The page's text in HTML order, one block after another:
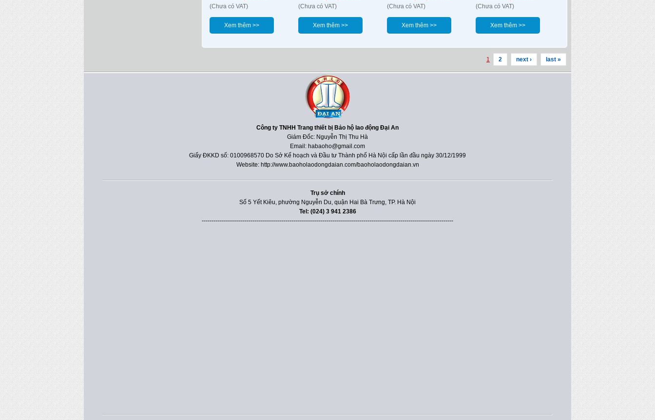
(Chưa có VAT)
Xem thêm >>
(Chưa có VAT)
Xem thêm >>
(Chưa có VAT)
Xem thêm >>
(Chưa có VAT)
Xem thêm >>
1 2 next › last »
Công ty TNHH Trang thiết bị Bảo hộ lao động Đại An
Giám Đốc: Nguyễn Thị Thu Hà
Email: habaoho@gmail.com
Giấy ĐKKD số: 0100968570 Do Sở Kế hoạch và Đầu tư Thành phố Hà Nội cấp lần đầu ngày 30/12/1999
Website: http://www.baoholaodongdaian.com/baoholaodongdaian.vn
Trụ sở chính
Số 5 Yết Kiêu, phường Nguyễn Du, quận Hai Bà Trưng, TP. Hà Nội
Tel: (024) 3 941 2386
---------------------------------------------------------------------------------------------------------------------------------